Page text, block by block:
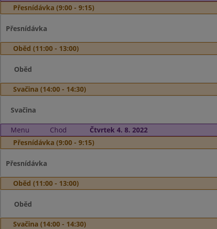
Přesnídávka (9:00 - 9:15)
Přesnídávka
Oběd (11:00 - 13:00)
Oběd
Svačina (14:00 - 14:30)
Svačina
Menu Chod
Čtvrtek 4. 8. 2022
Přesnídávka (9:00 - 9:15)
Přesnídávka
Oběd (11:00 - 13:00)
Oběd
Svačina (14:00 - 14:30)